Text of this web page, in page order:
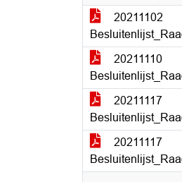
20211102
20211110
20211117
20211117